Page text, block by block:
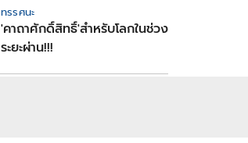
ทรรศนะ
'คาถาศักดิ์สิทธิ์'สำหรับโลกในช่วง
ระยะผ่าน!!!